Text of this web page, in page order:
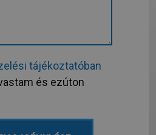
tájékoztatóban
és ezúton